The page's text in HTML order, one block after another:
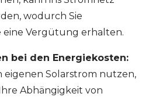
wodurch Sie
eine Vergütung erhalten.
bei den Energiekosten:
eigenen Solarstrom nutzen,
Abhängigkeit von